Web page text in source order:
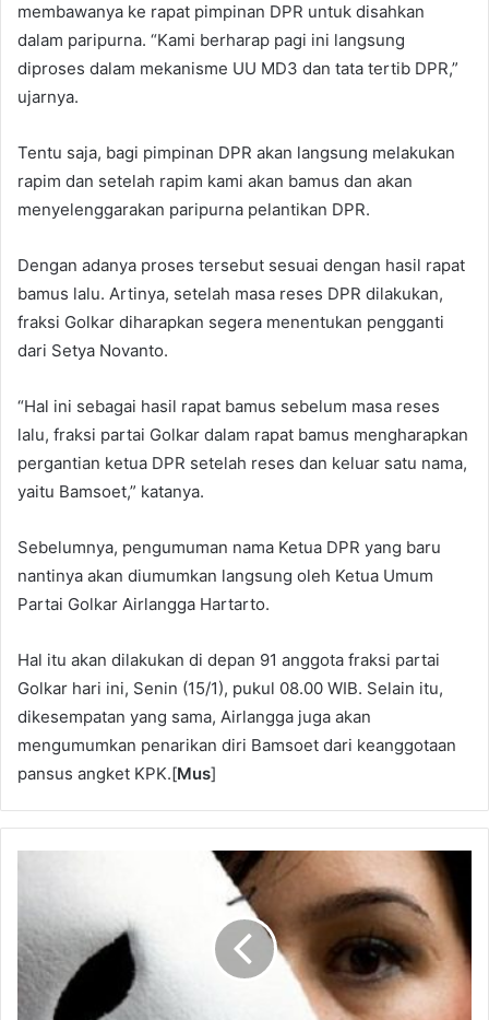
membawanya ke rapat pimpinan DPR untuk disahkan
dalam paripurna. “Kami berharap pagi ini langsung
diproses dalam mekanisme UU MD3 dan tata tertib DPR,”
ujarnya.
Tentu saja, bagi pimpinan DPR akan langsung melakukan
rapim dan setelah rapim kami akan bamus dan akan
menyelenggarakan paripurna pelantikan DPR.
Dengan adanya proses tersebut sesuai dengan hasil rapat
bamus lalu. Artinya, setelah masa reses DPR dilakukan,
fraksi Golkar diharapkan segera menentukan pengganti
dari Setya Novanto.
“Hal ini sebagai hasil rapat bamus sebelum masa reses
lalu, fraksi partai Golkar dalam rapat bamus mengharapkan
pergantian ketua DPR setelah reses dan keluar satu nama,
yaitu Bamsoet,” katanya.
Sebelumnya, pengumuman nama Ketua DPR yang baru
nantinya akan diumumkan langsung oleh Ketua Umum
Partai Golkar Airlangga Hartarto.
Hal itu akan dilakukan di depan 91 anggota fraksi partai
Golkar hari ini, Senin (15/1), pukul 08.00 WIB. Selain itu,
dikesempatan yang sama, Airlangga juga akan
mengumumkan penarikan diri Bamsoet dari keanggotaan
pansus angket KPK.[Mus]